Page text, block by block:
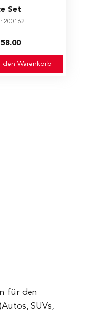
Set
200162
den Warenkorb
für den
SUVs,